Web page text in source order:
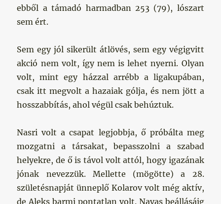
ebből a támadó harmadban 253 (79), lószart
sem ért.
Sem egy jól sikerült átlövés, sem egy végigvitt
akció nem volt, így nem is lehet nyerni. Olyan
volt, mint egy házzal arrébb a ligakupában,
csak itt megvolt a hazaiak gólja, és nem jött a
hosszabbítás, ahol végül csak behúztuk.
Nasri volt a csapat legjobbja, ő próbálta meg
mozgatni a társakat, bepasszolni a szabad
helyekre, de ő is távol volt attól, hogy igazának
jónak nevezzük. Mellette (mögötte) a 28.
születésnapját ünneplő Kolarov volt még aktív,
de Aleks barmi pontatlan volt. Navas beállásáig